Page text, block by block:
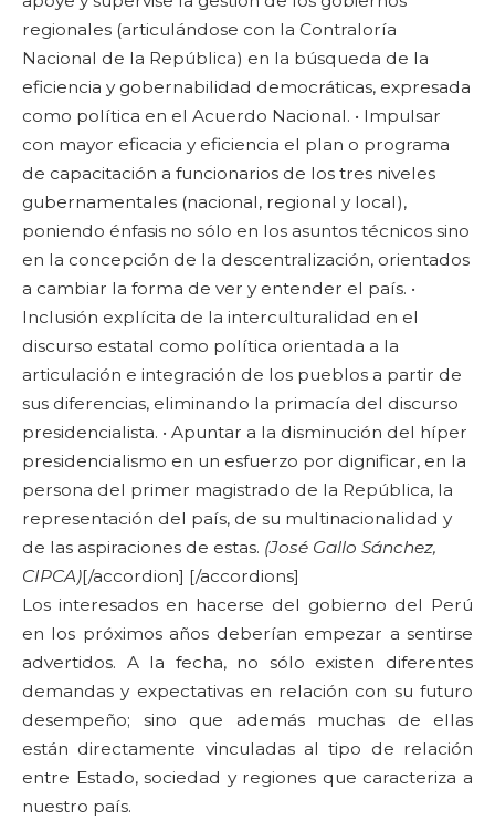
regionales (articulándose con la Contraloría
Nacional de la República) en la búsqueda de la
eficiencia y gobernabilidad democráticas, expresada
como política en el Acuerdo Nacional. • Impulsar
con mayor eficacia y eficiencia el plan o programa
de capacitación a funcionarios de los tres niveles
gubernamentales (nacional, regional y local),
poniendo énfasis no sólo en los asuntos técnicos sino
en la concepción de la descentralización, orientados
a cambiar la forma de ver y entender el país. •
Inclusión explícita de la interculturalidad en el
discurso estatal como política orientada a la
articulación e integración de los pueblos a partir de
sus diferencias, eliminando la primacía del discurso
presidencialista. • Apuntar a la disminución del híper
presidencialismo en un esfuerzo por dignificar, en la
persona del primer magistrado de la República, la
representación del país, de su multinacionalidad y
de las aspiraciones de estas. (José Gallo Sánchez,
CIPCA)[/accordion] [/accordions]
Los interesados en hacerse del gobierno del Perú
en los próximos años deberían empezar a sentirse
advertidos. A la fecha, no sólo existen diferentes
demandas y expectativas en relación con su futuro
desempeño; sino que además muchas de ellas
están directamente vinculadas al tipo de relación
entre Estado, sociedad y regiones que caracteriza a
nuestro país.